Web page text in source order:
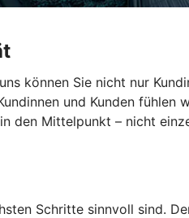
können Sie nicht nur
und Kunden
den Mittelpunkt – nicht
Schritte sinnvoll sind.